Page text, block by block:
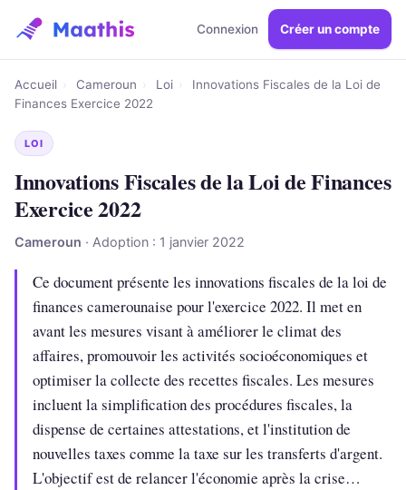
Connexion Créer un compte
Accueil Cameroun Loi
Innovations Fiscales de la Loi de
Finances Exercice 2022
LOI
Innovations Fiscales de la Loi de Finances
Exercice 2022
Cameroun · Adoption : 1 janvier 2022
Ce document présente les innovations fiscales de la loi de
finances camerounaise pour l'exercice 2022. Il met en
avant les mesures visant à améliorer le climat des
affaires, promouvoir les activités socioéconomiques et
optimiser la collecte des recettes fiscales. Les mesures
incluent la simplification des procédures fiscales, la
dispense de certaines attestations, et l'institution de
nouvelles taxes comme la taxe sur les transferts d'argent.
L'objectif est de relancer l'économie après la crise…